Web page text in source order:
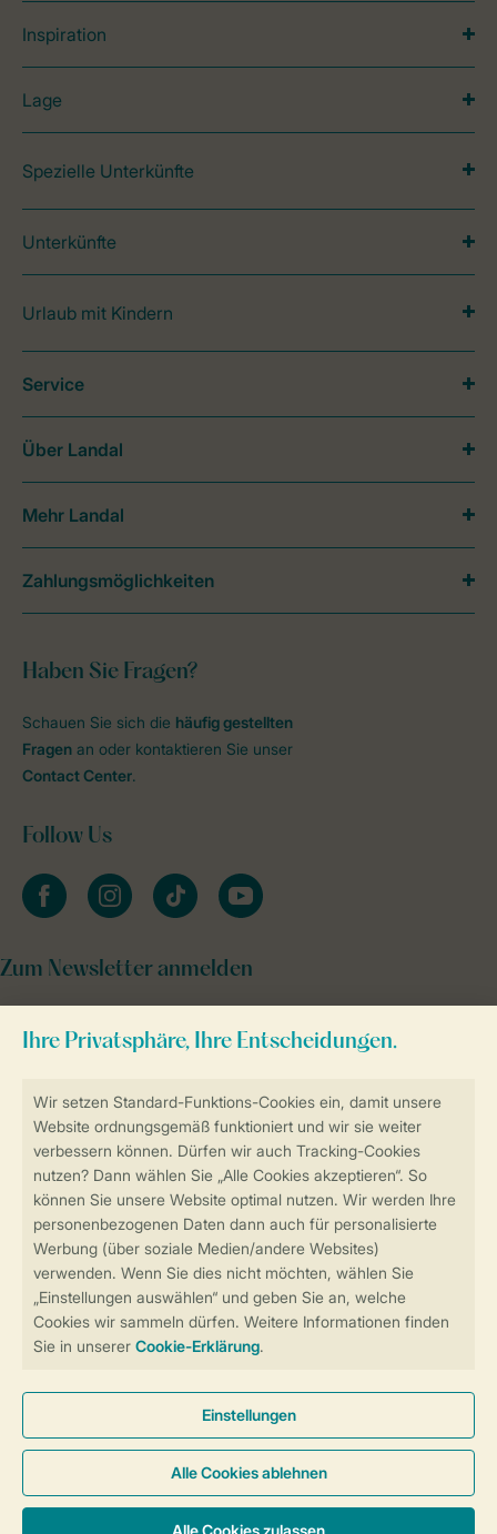
Sicherstellung Deiner Privatsphäre
Sicher und schnell zur Online-Buchung
Sichere Datenübertragung
Sicheres Bezahlen
Inspiration
Lage
Spezielle Unterkünfte
Unterkünfte
Urlaub mit Kindern
Haben Sie Fragen?
Schauen Sie sich die häufig gestellten
Fragen an oder kontaktieren Sie unser
Contact Center.
Follow Us
facebookinstagramtiktok youtube
Zum Newsletter anmelden
Service
Über Landal
Mehr Landal
Zahlungsmöglichkeiten
Cookies und Banner
Barrierefreiheit
© 2026 Landal GreenParks GmbH